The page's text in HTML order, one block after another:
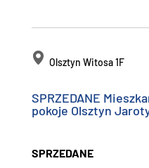
Olsztyn Witosa 1F
SPRZEDANE
pokoje Olsztyn
SPRZEDANE